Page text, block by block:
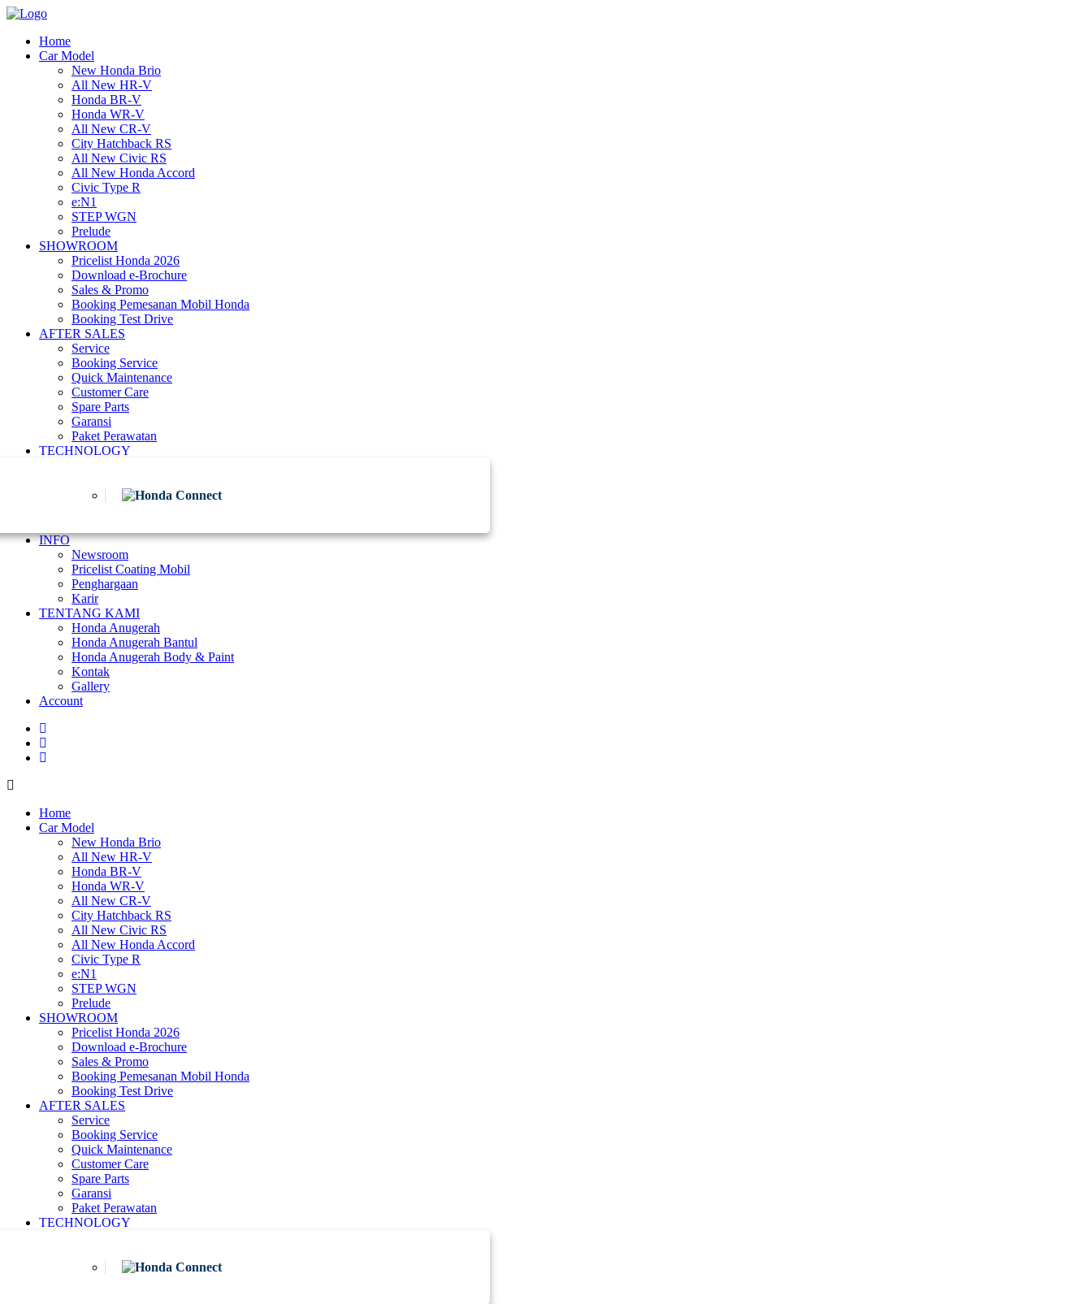
Home
Car Model
New Honda Brio
All New HR-V
Honda BR-V
Honda WR-V
All New CR-V
City Hatchback RS
All New Civic RS
All New Honda Accord
Civic Type R
e:N1
STEP WGN
Prelude
SHOWROOM
Pricelist Honda 2026
Download e-Brochure
Sales & Promo
Booking Pemesanan Mobil Honda
Booking Test Drive
AFTER SALES
Service
Booking Service
Quick Maintenance
Customer Care
Spare Parts
Garansi
Paket Perawatan
TECHNOLOGY
INFO
Newsroom
Pricelist Coating Mobil
Penghargaan
Karir
TENTANG KAMI
Honda Anugerah
Honda Anugerah Bantul
Honda Anugerah Body & Paint
Kontak
Gallery
Account
Home
Car Model
New Honda Brio
All New HR-V
Honda BR-V
Honda WR-V
All New CR-V
City Hatchback RS
All New Civic RS
All New Honda Accord
Civic Type R
e:N1
STEP WGN
Prelude
SHOWROOM
Pricelist Honda 2026
Download e-Brochure
Sales & Promo
Booking Pemesanan Mobil Honda
Booking Test Drive
AFTER SALES
Service
Booking Service
Quick Maintenance
Customer Care
Spare Parts
Garansi
Paket Perawatan
TECHNOLOGY